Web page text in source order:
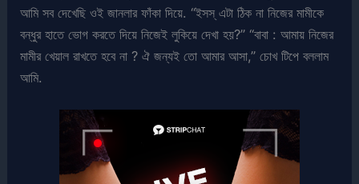
আমি সব দেখেছি ওই জানলার ফাঁকা দিয়ে. “ইসস্ এটা ঠিক না নিজের মামীকে
বন্ধুর হাতে ভোগ করতে দিয়ে নিজেই লুকিয়ে দেখা হয়?” “বাবা : আমায় নিজের
মামীর খেয়াল রাখতে হবে না ? ঐ জন্যই তো আমার আসা,” চোখ টিপে বললাম
আমি.